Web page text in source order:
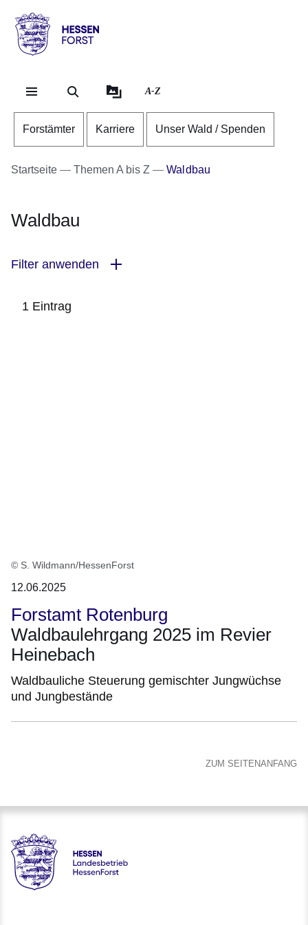
Hessen
Forst
A-Z
Forstämter Karriere Unser Wald / Spenden
Startseite Themen A bis Z Waldbau
Waldbau
Filter anwenden
1 Eintrag
© S. Wildmann/HessenForst
12.06.2025
Forstamt Rotenburg
Waldbaulehrgang 2025 im Revier
Heinebach
Waldbauliche Steuerung gemischter Jungwüchse
und Jungbestände
ZUM SEITENANFANG
Hessen - Landesbetrieb HessenForst